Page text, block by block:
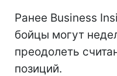
Ранее Business
бойцы могут
преодолеть
позиций.